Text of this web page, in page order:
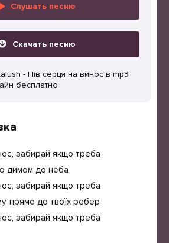
Слушать песню
Скачать песню
- Пів серця на винос в mp3
бесплатно
забирай якщо треба
димом до неба
забирай якщо треба
прямо до твоїх ребер
забирай якщо треба